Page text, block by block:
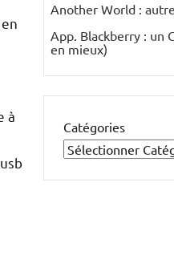
à
Another World :
App. Blackberry : un
en mieux)
Catégories